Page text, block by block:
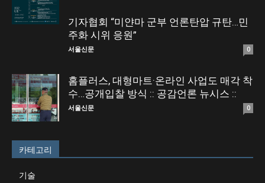
기자협회 “미얀마 군부 언론탄압 규탄…민
주화 시위 응원”
서울신문 0
홈플러스, 대형마트·온라인 사업도 매각 착
수…공개입찰 방식 :: 공감언론 뉴시스 ::
서울신문 0
카테고리
기술